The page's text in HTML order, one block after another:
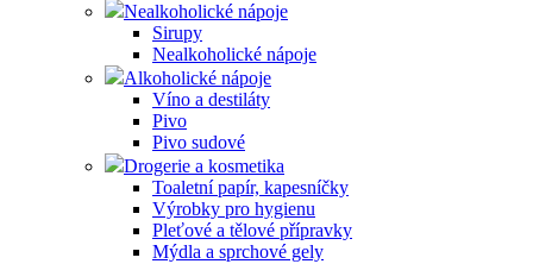
Nealkoholické nápoje
Sirupy
Nealkoholické nápoje
Alkoholické nápoje
Víno a destiláty
Pivo
Pivo sudové
Drogerie a kosmetika
Toaletní papír, kapesníčky
Výrobky pro hygienu
Pleťové a tělové přípravky
Mýdla a sprchové gely